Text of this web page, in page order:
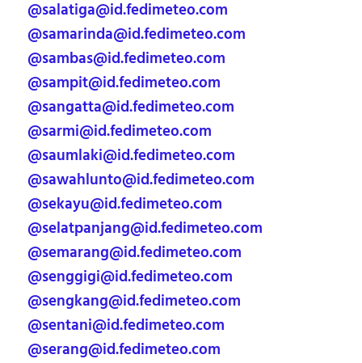
@salatiga@id.fedimeteo.com
@samarinda@id.fedimeteo.com
@sambas@id.fedimeteo.com
@sampit@id.fedimeteo.com
@sangatta@id.fedimeteo.com
@sarmi@id.fedimeteo.com
@saumlaki@id.fedimeteo.com
@sawahlunto@id.fedimeteo.com
@sekayu@id.fedimeteo.com
@selatpanjang@id.fedimeteo.com
@semarang@id.fedimeteo.com
@senggigi@id.fedimeteo.com
@sengkang@id.fedimeteo.com
@sentani@id.fedimeteo.com
@serang@id.fedimeteo.com